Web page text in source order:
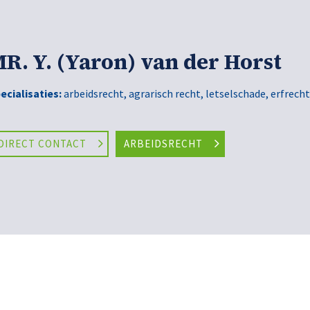
Y. (Yaron) van der Horst
arbeidsrecht, agrarisch recht, letselschade,
CONTACT ARBEIDSRECHT